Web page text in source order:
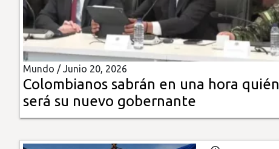
Mundo
Insólitas
Multimedia
Impreso
Mundo /Junio 20, 2026
Colombianos sabrán en una hora quién
será su nuevo gobernante